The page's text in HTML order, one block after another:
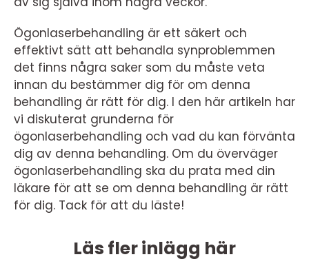
Ögonlaserbehandling är ett säkert och
effektivt sätt att behandla synproblemmen
det finns några saker som du måste veta
innan du bestämmer dig för om denna
behandling är rätt för dig. I den här artikeln har
vi diskuterat grunderna för
ögonlaserbehandling och vad du kan förvänta
dig av denna behandling. Om du överväger
ögonlaserbehandling ska du prata med din
läkare för att se om denna behandling är rätt
för dig. Tack för att du läste!
Läs fler inlägg här